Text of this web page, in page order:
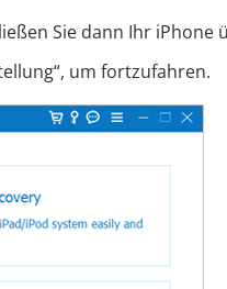
Sie dann Ihr iPhone
um fortzufahren.